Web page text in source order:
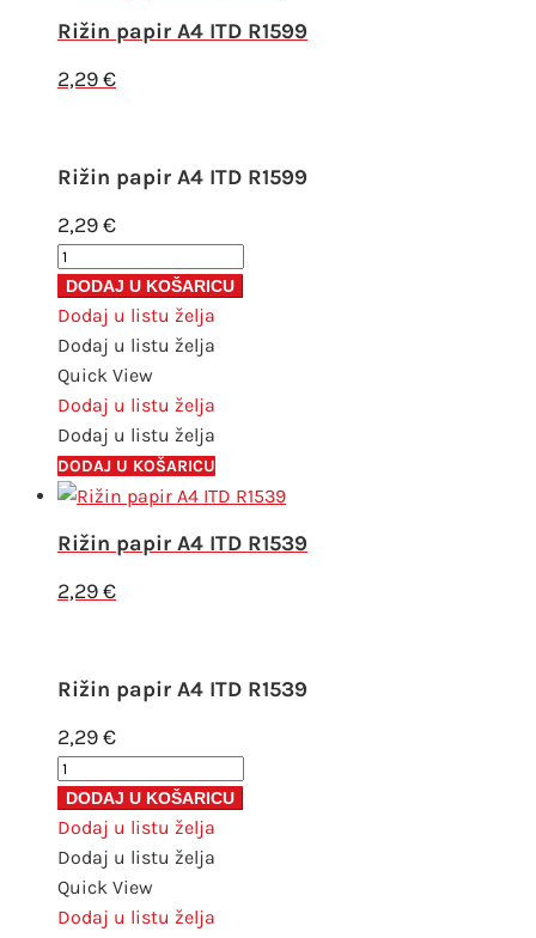
Rižin papir A4 ITD R1599
2,29€
Rižin papir A4 ITD R1599
2,29€
Rižin
papir
A4
ITD
R1599
količina
DODAJ U KOŠARICU
Dodaj u listu želja
Dodaj u listu želja
Quick View
Dodaj u listu želja
Dodaj u listu želja
DODAJ U KOŠARICU
Rižin papir A4 ITD R1539
2,29€
Rižin papir A4 ITD R1539
2,29€
Rižin
papir
A4
ITD
R1539
količina
DODAJ U KOŠARICU
Dodaj u listu želja
Dodaj u listu želja
Quick View
Dodaj u listu želja